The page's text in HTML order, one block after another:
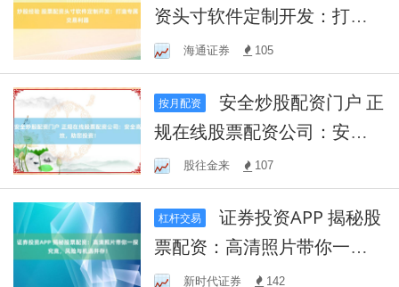
资头寸软件定制开发：打造
专属交易利器
海通证券 105
按月配资
安全炒股配资门户 正
规在线股票配资公司：安全
高效，助您投资！
股往金来 107
杠杆交易
证券投资APP 揭秘股
票配资：高清照片带你一探
究竟，风险与机遇并存！
新时代证券 142